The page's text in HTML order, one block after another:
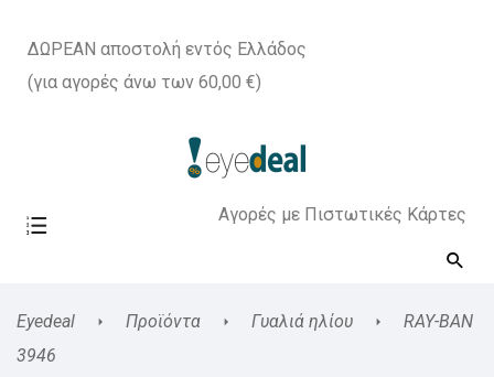
ΔΩΡΕΑΝ αποστολή εντός Ελλάδος
(για αγορές άνω των 60,00 €)
Αγορές με Πιστωτικές Κάρτες
Eyedeal Προϊόντα Γυαλιά ηλίου
RAY-BAN
3946